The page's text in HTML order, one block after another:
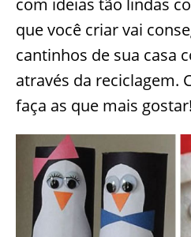
que você criar vai
cantinhos de sua casa
através da reciclagem.
faça as que mais gostar!